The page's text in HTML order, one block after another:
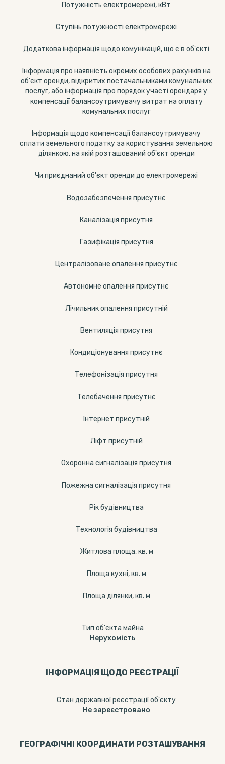
Потужність електромережі, кВт
Ступінь потужності електромережі
Додаткова інформація щодо комунікацій, що є в об'єкті
Інформація про наявність окремих особових рахунків на
об'єкт оренди, відкритих постачальниками комунальних
послуг, або інформація про порядок участі орендаря у
компенсації балансоутримувачу витрат на оплату
комунальних послуг
Інформація щодо компенсації балансоутримувачу
сплати земельного податку за користування земельною
ділянкою, на якій розташований об'єкт оренди
Чи приєднаний об'єкт оренди до електромережі
Водозабезпечення присутнє
Каналізація присутня
Газифікація присутня
Централізоване опалення присутнє
Автономне опалення присутнє
Лічильник опалення присутній
Вентиляція присутня
Кондиціонування присутнє
Телефонізація присутня
Телебачення присутнє
Інтернет присутній
Ліфт присутній
Охоронна сигналізація присутня
Пожежна сигналізація присутня
Рік будівництва
Технологія будівництва
Житлова площа, кв. м
Площа кухні, кв. м
Площа ділянки, кв. м
Тип об'єкта майна
Нерухомість
ІНФОРМАЦІЯ ЩОДО РЕЄСТРАЦІЇ
Стан державної реєстрації об'єкту
Не зареєстровано
ГЕОГРАФІЧНІ КООРДИНАТИ РОЗТАШУВАННЯ